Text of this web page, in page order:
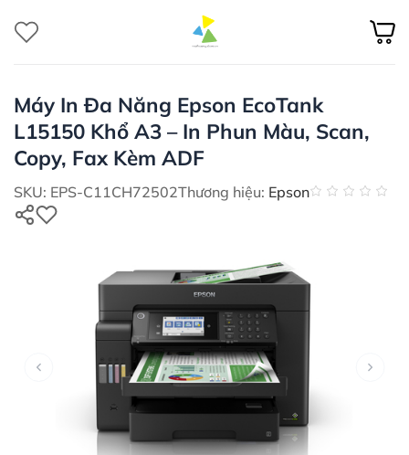
qua
Máy In Đa Năng Epson EcoTank
L15150 Khổ A3 – In Phun Màu, Scan,
Copy, Fax Kèm ADF
SKU: EPS-C11CH72502Thương hiệu: Epson